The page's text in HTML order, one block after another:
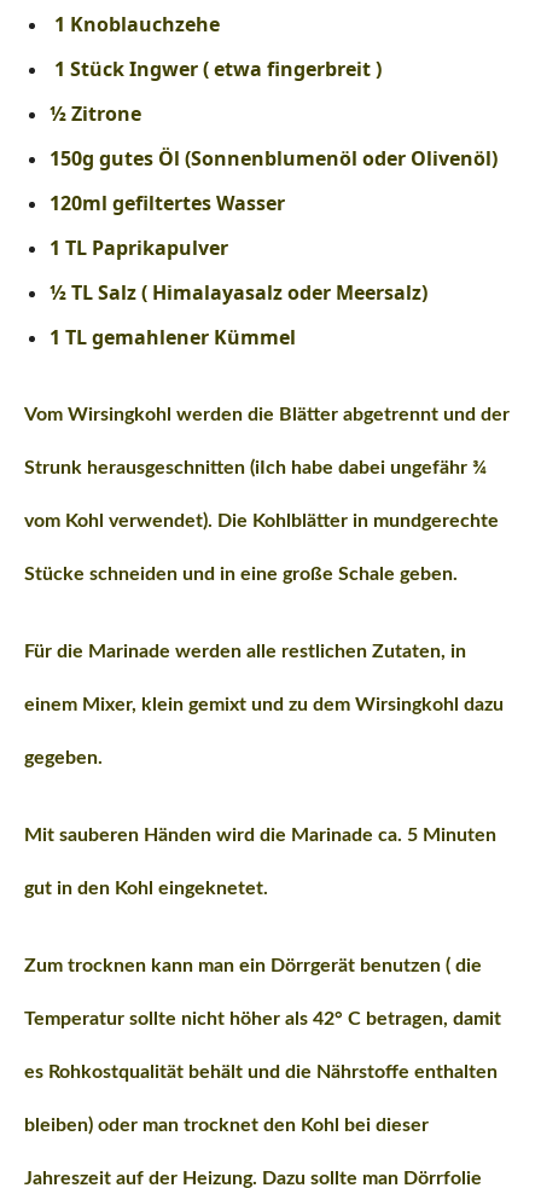
1 Knoblauchzehe
1 Stück Ingwer ( etwa fingerbreit )
½ Zitrone
150g gutes Öl (Sonnenblumenöl oder Olivenöl)
120ml gefiltertes Wasser
1 TL Paprikapulver
½ TL Salz ( Himalayasalz oder Meersalz)
1 TL gemahlener Kümmel
Vom Wirsingkohl werden die Blätter abgetrennt und der
Strunk herausgeschnitten (iIch habe dabei ungefähr ¾
vom Kohl verwendet). Die Kohlblätter in mundgerechte
Stücke schneiden und in eine große Schale geben.
Für die Marinade werden alle restlichen Zutaten, in
einem Mixer, klein gemixt und zu dem Wirsingkohl dazu
gegeben.
Mit sauberen Händen wird die Marinade ca. 5 Minuten
gut in den Kohl eingeknetet.
Zum trocknen kann man ein Dörrgerät benutzen ( die
Temperatur sollte nicht höher als 42° C betragen, damit
es Rohkostqualität behält und die Nährstoffe enthalten
bleiben) oder man trocknet den Kohl bei dieser
Jahreszeit auf der Heizung. Dazu sollte man Dörrfolie